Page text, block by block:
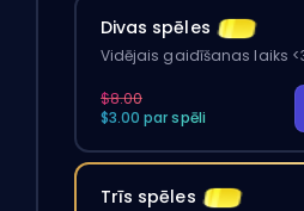
Divas spēles
Vidējais gaidīšanas laiks
$8.00
$3.00 par spēli
Trīs spēles